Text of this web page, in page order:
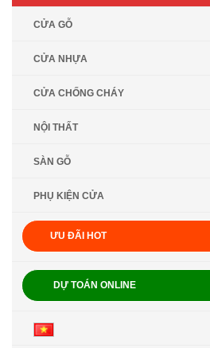
CỬA GỖ
CỬA NHỰA
CỬA CHỐNG CHÁY
NỘI THẤT
SÀN GỖ
PHỤ KIỆN CỬA
ƯU ĐÃI HOT
DỰ TOÁN ONLINE